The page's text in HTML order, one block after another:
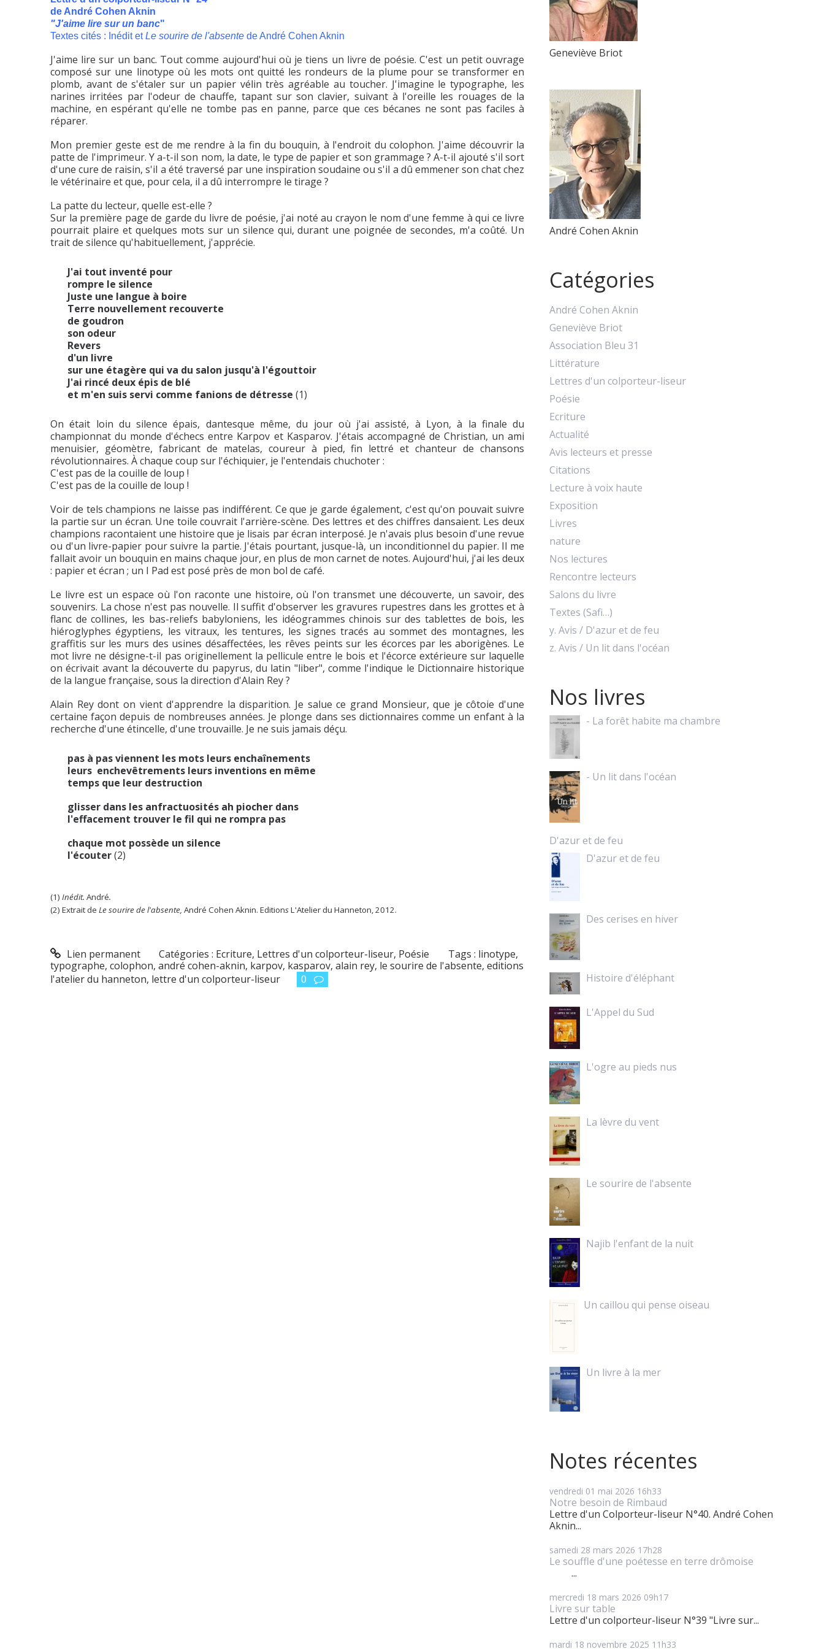
de André Cohen Aknin
"J'aime lire sur un banc"
Textes cités : Inédit etLe sourire de l'absente de André Cohen Aknin
J'aime lire sur un banc. Tout comme aujourd'hui où je tiens un livre de poésie. C'est un petit ouvrage
composé sur une linotype où les mots ont quitté les rondeurs de la plume pour se transformer en
plomb, avant de s'étaler sur un papier vélin très agréable au toucher. J'imagine le typographe, les
narines irritées par l'odeur de chauffe, tapant sur son clavier, suivant à l'oreille les rouages de la
machine, en espérant qu'elle ne tombe pas en panne, parce que ces bécanes ne sont pas faciles à
réparer.
Mon premier geste est de me rendre à la fin du bouquin, à l'endroit du colophon. J'aime découvrir la
patte de l'imprimeur. Y a-t-il son nom, la date, le type de papier et son grammage ? A-t-il ajouté s'il sort
d'une cure de raisin, s'il a été traversé par une inspiration soudaine ou s'il a dû emmener son chat chez
le vétérinaire et que, pour cela, il a dû interrompre le tirage ?
La patte du lecteur, quelle est-elle ?
Sur la première page de garde du livre de poésie, j'ai noté au crayon le nom d'une femme à qui ce livre
pourrait plaire et quelques mots sur un silence qui, durant une poignée de secondes, m'a coûté. Un
trait de silence qu'habituellement, j'apprécie.
J'ai tout inventé pour
rompre le silence
Juste une langue à boire
Terre nouvellement recouverte
de goudron
son odeur
Revers
d'un livre
sur une étagère qui va du salon jusqu'à l'égouttoir
J'ai rincé deux épis de blé
et m'en suis servi comme fanions de détresse(1)
On était loin du silence épais, dantesque même, du jour où j'ai assisté, à Lyon, à la finale du
championnat du monde d'échecs entre Karpov et Kasparov. J'étais accompagné de Christian, un ami
menuisier, géomètre, fabricant de matelas, coureur à pied, fin lettré et chanteur de chansons
révolutionnaires. À chaque coup sur l'échiquier, je l'entendais chuchoter :
C'est pas de la couille de loup !
C'est pas de la couille de loup !
Voir de tels champions ne laisse pas indifférent. Ce que je garde également, c'est qu'on pouvait suivre
la partie sur un écran. Une toile couvrait l'arrière-scène. Des lettres et des chiffres dansaient. Les deux
champions racontaient une histoire que je lisais par écran interposé. Je n'avais plus besoin d'une revue
ou d'un livre-papier pour suivre la partie. J'étais pourtant, jusque-là, un inconditionnel du papier. Il me
fallait avoir un bouquin en mains chaque jour, en plus de mon carnet de notes. Aujourd'hui, j'ai les deux
: papier et écran ; un I Pad est posé près de mon bol de café.
Le livre est un espace où l'on raconte une histoire, où l'on transmet une découverte, un savoir, des
souvenirs. La chose n'est pas nouvelle. Il suffit d'observer les gravures rupestres dans les grottes et à
flanc de collines, les bas-reliefs babyloniens, les idéogrammes chinois sur des tablettes de bois, les
hiéroglyphes égyptiens, les vitraux, les tentures, les signes tracés au sommet des montagnes, les
graffitis sur les murs des usines désaffectées, les rêves peints sur les écorces par les aborigènes. Le
mot livre ne désigne-t-il pas originellement la pellicule entre le bois et l'écorce extérieure sur laquelle
on écrivait avant la découverte du papyrus, du latin "liber", comme l'indique le Dictionnaire historique
de la langue française, sous la direction d'Alain Rey ?
Alain Rey dont on vient d'apprendre la disparition. Je salue ce grand Monsieur, que je côtoie d'une
certaine façon depuis de nombreuses années. Je plonge dans ses dictionnaires comme un enfant à la
recherche d'une étincelle, d'une trouvaille. Je ne suis jamais déçu.
pas à pas viennent les mots leurs enchaînements
leurs enchevêtrements leurs inventions en même
temps que leur destruction
glisser dans les anfractuosités ah piocher dans
l'effacement trouver le fil qui ne rompra pas
chaque mot possède un silence
l'écouter(2)
(1) Inédit. André.
(2) Extrait de Le sourire de l'absente, André Cohen Aknin. EditionsL'Atelier du Hanneton, 2012.
Lien permanent Catégories : Ecriture, Lettres d'un colporteur-liseur, Poésie Tags : linotype,
typographe, colophon, andré cohen-aknin, karpov, kasparov, alain rey, le sourire de l'absente, editions
l'atelier du hanneton, lettre d'un colporteur-liseur 0
Geneviève Briot
André Cohen Aknin
Catégories
André Cohen Aknin
Geneviève Briot
Association Bleu 31
Littérature
Lettres d'un colporteur-liseur
Poésie
Ecriture
Actualité
Avis lecteurs et presse
Citations
Lecture à voix haute
Exposition
Livres
nature
Nos lectures
Rencontre lecteurs
Salons du livre
Textes (Safi…)
y. Avis / D'azur et de feu
z. Avis / Un lit dans l'océan
Nos livres
- La forêt habite ma chambre
- Un lit dans l'océan
D'azur et de feu
D'azur et de feu
Des cerises en hiver
Histoire d'éléphant
L'Appel du Sud
L'ogre au pieds nus
La lèvre du vent
Le sourire de l'absente
Najib l'enfant de la nuit
Un caillou qui pense oiseau
Un livre à la mer
Notes récentes
vendredi 01 mai 2026 16h33
Notre besoin de Rimbaud
Lettre d'un Colporteur-liseur N°40. André Cohen
Aknin...
samedi 28 mars 2026 17h28
Le souffle d'une poétesse en terre drômoise
...
mercredi 18 mars 2026 09h17
Livre sur table
Lettre d'un colporteur-liseur N°39 "Livre sur...
mardi 18 novembre 2025 11h33